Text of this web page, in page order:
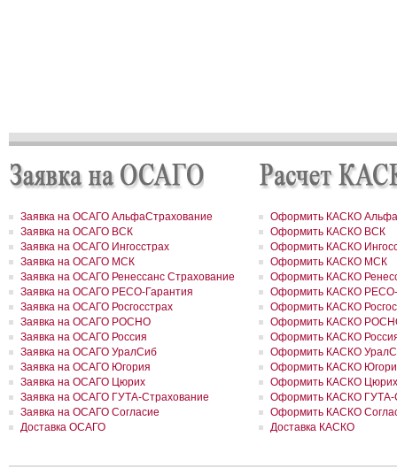
РОСГОССТРАХ в Костроме застраховал квартиру на сумму
РОСГОССТРАХ в Пермском крае застраховал дом и квартиру на
сумму 31,9 млн рублей
РОСГОССТРАХ в Северной Осетии застраховал здание ОАО
РОСГОССТРАХ в Москве и Московской области застраховал 2
сумму 41,5 млн рублей
РОСГОССТРАХ в новом учебном году продолжает
программу «Вектор взлета»
РОСГОССТРАХ в Удмуртии застраховал сельхозпроизводителей
около 200 млн рублей
РОСГОССТРАХ в Воронежской области застраховал самолеты
авиакомпании «Полет» на 8,8 млн долларов
РОСГОССТРАХ в Ленинградской области принял более 200
возмещение ущерба, причиненного июльским ураганом
РОСГОССТРАХ в Свердловской области застраховал дом на
41 млн рублей
РОСГОССТРАХ застрахует по ОСАГО автотранспорт МВД
Республики
РОСГОССТРАХ в Москве и Московской области застраховал 2
сумму 26,2 млн рублей
РОСГОССТРАХ урегулировал более трех четвертей убытков,
Заявка на ОСАГО АльфаСтрахование
Заявка на ОСАГО ВСК
Заявка на ОСАГО Ингосстрах
Заявка на ОСАГО МСК
Заявка на ОСАГО Ренессанс Страхование
Заявка на ОСАГО РЕСО-Гарантия
Заявка на ОСАГО Росгосстрах
Заявка на ОСАГО РОСНО
Заявка на ОСАГО Россия
Заявка на ОСАГО УралСиб
Заявка на ОСАГО Югория
Заявка на ОСАГО Цюрих
Заявка на ОСАГО ГУТА-Страхование
Заявка на ОСАГО Согласие
Доставка ОСАГО
Оформить КАСКО
Оформить КАСКО ВСК
Оформить КАСКО
Оформить КАСКО МСК
Оформить КАСКО
Оформить КАСКО РЕСО-
Оформить КАСКО
Оформить КАСКО
Оформить КАСКО
Оформить КАСКО
Оформить КАСКО
Оформить КАСКО Цюрих
Оформить КАСКО ГУТА-
Оформить КАСКО
Доставка КАСКО